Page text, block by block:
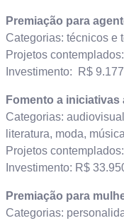
Premiação para
Categorias: técnicos e
Projetos
Investimento: R$
Fomento a
Categorias:
literatura, moda,
Projetos
Investimento: R$
Premiação para
Categorias: